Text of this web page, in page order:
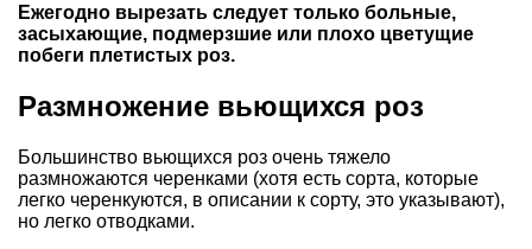
Ежегодно вырезать следует только больные,
засыхающие, подмерзшие или плохо цветущие
побеги плетистых роз.
Размножение вьющихся роз
Большинство вьющихся роз очень тяжело
размножаются черенками (хотя есть сорта, которые
легко черенкуются, в описании к сорту, это указывают),
но легко отводками.